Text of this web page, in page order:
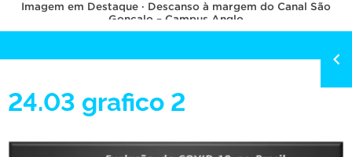
OUVIDORIA
PORTARIAS
TELEFONES
Imagem em Destaque · Descanso à margem do Canal São
Gonçalo – Campus Anglo
24.03 grafico 2